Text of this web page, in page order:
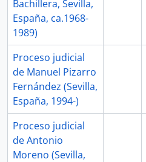
Bachillera, Sevilla,
España, ca.1968-
1989)
Proceso judicial
de Manuel Pizarro
Fernández (Sevilla,
España, 1994-)
Proceso judicial
de Antonio
Moreno (Sevilla,